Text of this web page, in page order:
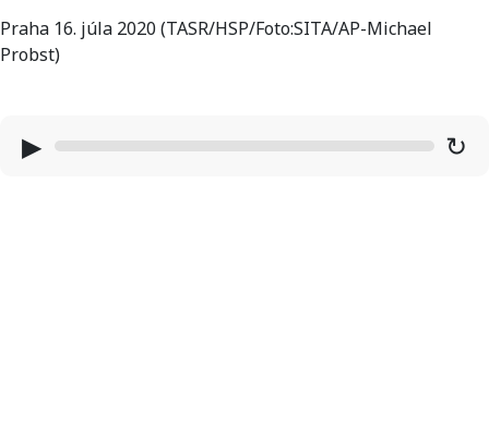
Praha 16. júla 2020 (TASR/HSP/Foto:SITA/AP-Michael
Probst)
▶ ↻